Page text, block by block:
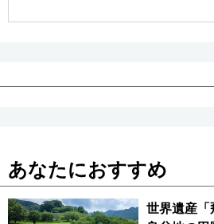
あなたにおすすめ
世界遺産